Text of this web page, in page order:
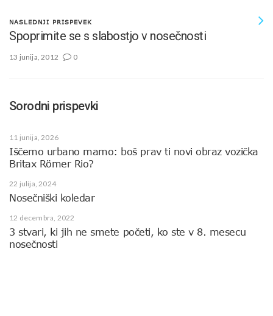
NASLEDNJI PRISPEVEK
Spoprimite se s slabostjo v nosečnosti
13 junija, 2012 0
Sorodni prispevki
11 junija, 2026
Iščemo urbano mamo: boš prav ti novi obraz vozička
Britax Römer Rio?
22 julija, 2024
Nosečniški koledar
12 decembra, 2022
3 stvari, ki jih ne smete početi, ko ste v 8. mesecu
nosečnosti